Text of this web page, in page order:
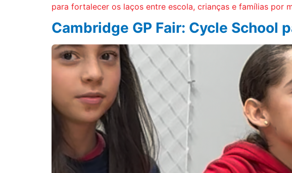
para fortalecer os laços entre escola, crianças e famílias por
Cambridge GP Fair: Cycle